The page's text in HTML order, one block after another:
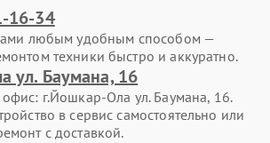
16-34
любым удобным способом —
техники быстро и аккуратно.
ул. Баумана, 16
г.Йошкар-Ола ул. Баумана, 16.
в сервис самостоятельно или
с доставкой.